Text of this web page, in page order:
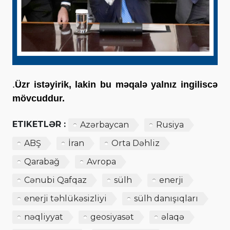
.Üzr istəyirik, lakin bu məqalə yalnız ingiliscə
mövcuddur.
ETIKETLƏR : Azərbaycan
Rusiya
ABŞ
İran
Orta Dəhliz
Qarabağ
Avropa
Cənubi Qafqaz
sülh
enerji
enerji təhlükəsizliyi
sülh danışıqları
nəqliyyat
geosiyasət
əlaqə